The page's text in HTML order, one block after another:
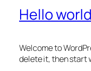
Hello
Welcome to
delete it, then start